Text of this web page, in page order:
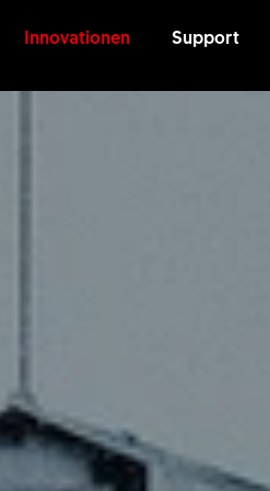
Innovationen Support